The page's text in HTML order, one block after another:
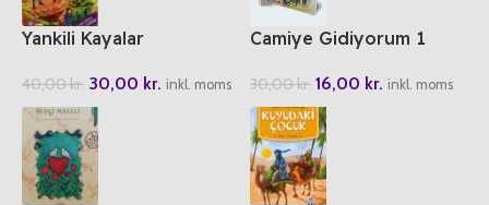
Yankili Kayalar
40,00kr. 30,00 kr. inkl. moms
Camiye Gidiyorum 1
30,00kr. 16,00 kr. inkl. moms